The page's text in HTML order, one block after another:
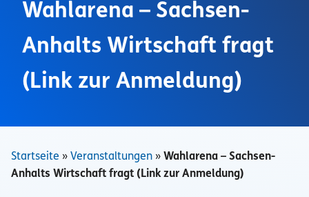
Veranstaltungen
Ansprechpartner
Pressemitteilungen
Wahlarena – Sachsen-
Anhalts Wirtschaft fragt
(Link zur Anmeldung)
Startseite » Veranstaltungen » Wahlarena – Sachsen-
Anhalts Wirtschaft fragt (Link zur Anmeldung)